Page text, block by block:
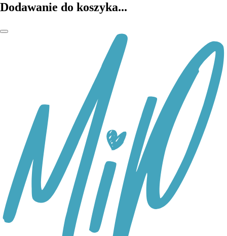
Dodawanie do koszyka...